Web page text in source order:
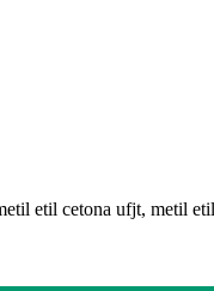
etil cetona ufjt, metil